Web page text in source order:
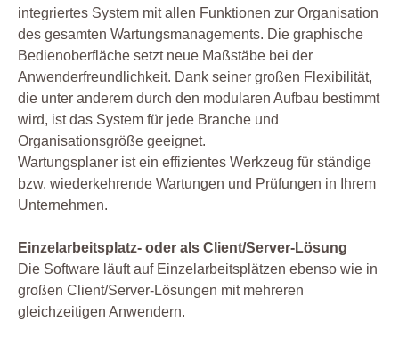
integriertes System mit allen Funktionen zur Organisation
des gesamten Wartungsmanagements. Die graphische
Bedienoberfläche setzt neue Maßstäbe bei der
Anwenderfreundlichkeit. Dank seiner großen Flexibilität,
die unter anderem durch den modularen Aufbau bestimmt
wird, ist das System für jede Branche und
Organisationsgröße geeignet.
Wartungsplaner ist ein effizientes Werkzeug für ständige
bzw. wiederkehrende Wartungen und Prüfungen in Ihrem
Unternehmen.
Einzelarbeitsplatz- oder als Client/Server-Lösung
Die Software läuft auf Einzelarbeitsplätzen ebenso wie in
großen Client/Server-Lösungen mit mehreren
gleichzeitigen Anwendern.